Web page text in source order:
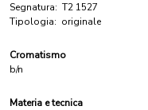
Segnatura: T2 1527
Tipologia: originale
Cromatismo
b/n
Materia e tecnica